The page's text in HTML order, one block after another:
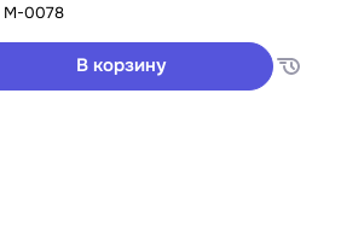
M-0078
В корзину